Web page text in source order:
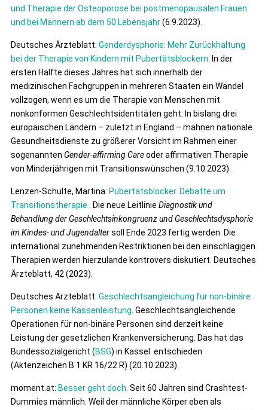
und Therapie der Osteoporose bei postmenopausalen Frauen
und bei Männern ab dem 50.Lebensjahr(6.9.2023).
Deutsches Ärzteblatt: Genderdysphorie: Mehr Zurückhaltung
bei der Therapie von Kindern mit Pubertätsblockern . In der
ersten Hälfte dieses Jahres hat sich innerhalb der
medizinischen Fachgruppen in mehreren Staaten ein Wandel
vollzogen, wenn es um die Therapie von Menschen mit
nonkonformen Geschlechtsidentitäten geht: In bislang drei
europäischen Ländern – zuletzt in England – mahnen nationale
Gesundheitsdienste zu größerer Vorsicht im Rahmen einer
sogenannten Gender-affirming Careoder affirmativen Therapie
von Minderjährigen mit Transitionswünschen (9.10.2023).
Lenzen-Schulte, Martina: Pubertätsblocker. Debatte um
Transitionstherapie
. Die neue Leitlinie Diagnostik und
Behandlung der Geschlechtsinkongruenz und Geschlechtsdysphorie
im Kindes- und Jugendaltersoll Ende 2023 fertig werden. Die
international zunehmenden Restriktionen bei den einschlägigen
Therapien werden hierzulande kontrovers diskutiert. Deutsches
Ärzteblatt, 42 (2023).
Deutsches Ärzteblatt: Geschlechtsangleichung für non-binäre
Personen keine Kassenleistung . Geschlechtsangleichende
Operationen für non-binäre Personen sind derzeit keine
Leistung der gesetzlichen Krankenversicherung. Das hat das
Bundessozialgericht (BSG) in Kassel entschieden
(Aktenzeichen B 1 KR 16/22 R) (20.10.2023).
moment.at: Besser geht doch . Seit 60 Jahren sind Crashtest-
Dummies männlich. Weil der männliche Körper eben als